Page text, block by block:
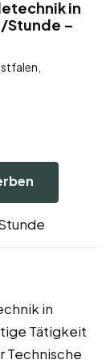
in
Stunde –
in
Tätigkeit
Technische